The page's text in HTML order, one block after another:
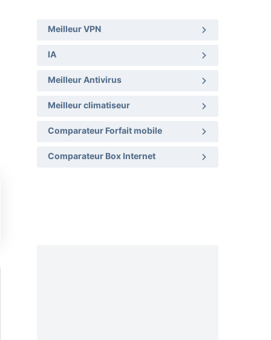
Meilleur VPN
IA
Meilleur Antivirus
Meilleur climatiseur
Comparateur Forfait mobile
Comparateur Box Internet